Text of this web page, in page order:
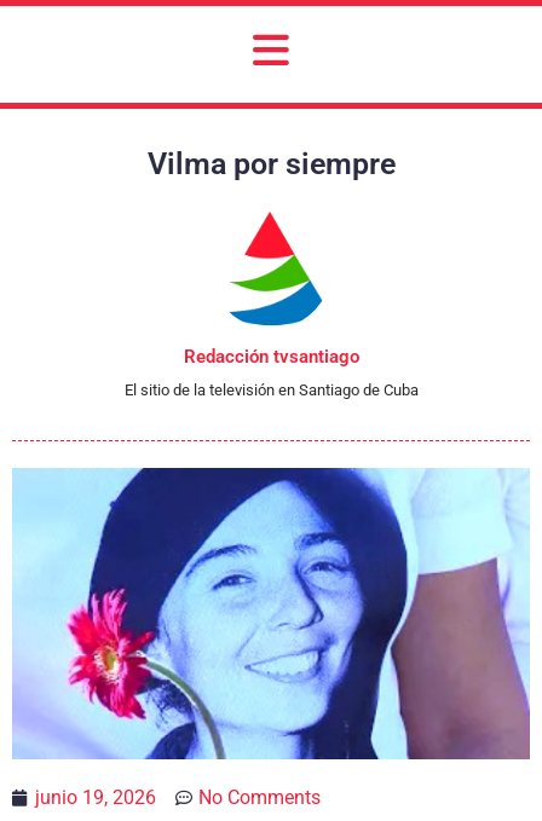
Vilma por siempre
Redacción tvsantiago
El sitio de la televisión en Santiago de Cuba
junio 19, 2026 No Comments